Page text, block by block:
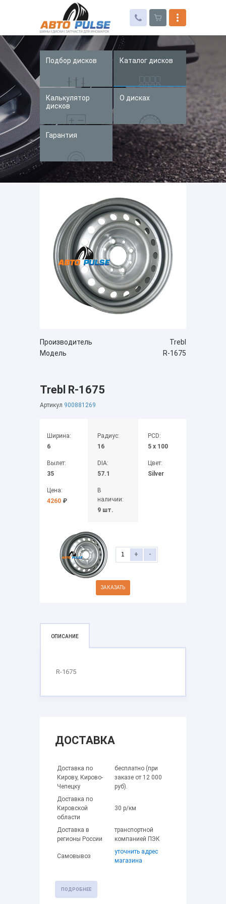
Автошины
Колесные диски
Запчасти для иномарок
Услуги
Доставка и оплата
Контакты
Подбор дисков Каталог дисков
Калькулятор
дисков
О дисках
Гарантия
Производитель
Trebl
Модель
R-1675
Trebl R-1675
Артикул 900881269
Ширина:
6
Вылет:
35
Цена:
4260 ₽
Радиус:
16
DIA:
57.1
В
наличии:
9 шт.
PCD:
5 x 100
Цвет:
Silver
+ -
ЗАКАЗАТЬ
ОПИСАНИЕ
R-1675
ДОСТАВКА
Доставка по
Кирову, Кирово-
Чепецку
бесплатно (при
заказе от 12 000
руб).
Доставка по
Кировской
области
30 р/км
Доставка в
регионы России
транспортной
компанией ПЭК
Самовывоз
уточнить адрес
магазина
ПОДРОБНЕЕ